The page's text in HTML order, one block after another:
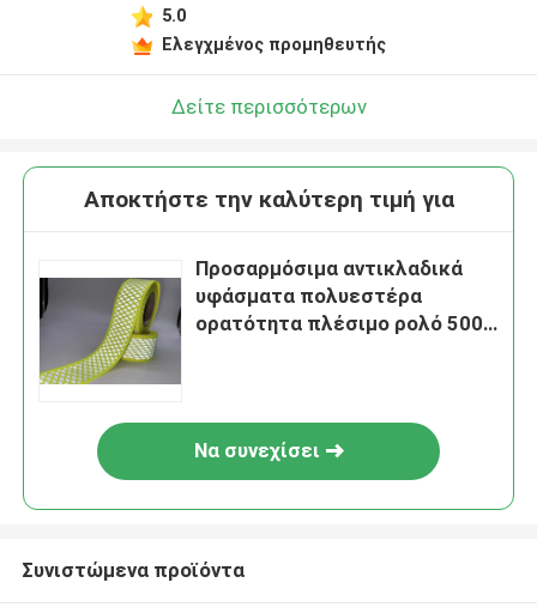
5.0
Ελεγχμένος προμηθευτής
Δείτε περισσότερων
Αποκτήστε την καλύτερη τιμή για
Προσαρμόσιμα αντικλαδικά
υφάσματα πολυεστέρα
ορατότητα πλέσιμο ρολό 500
Να συνεχίσει
Συνιστώμενα προϊόντα